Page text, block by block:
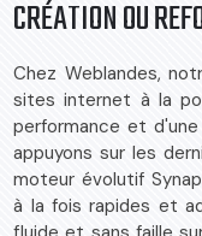
CRÉATION OU
Chez Weblandes,
sites internet à la
performance et
appuyons sur les
moteur évolutif
à la fois rapides et